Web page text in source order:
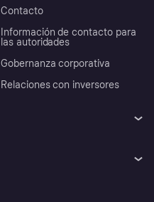
Contacto
Información de contacto para
las autoridades
Gobernanza corporativa
Relaciones con inversores